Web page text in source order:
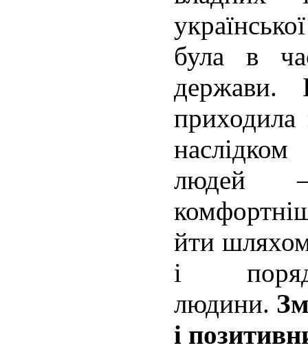
була в
приходила
людей
йти
і
людини.
і